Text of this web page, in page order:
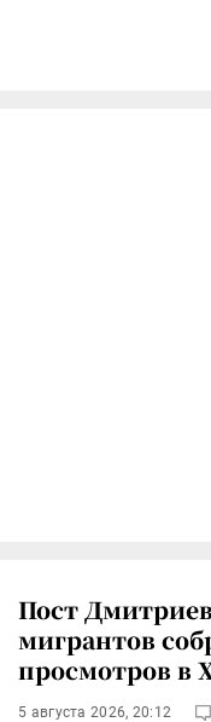
Пост
мигрантов
просмотров в
5 августа 2026, 20:12